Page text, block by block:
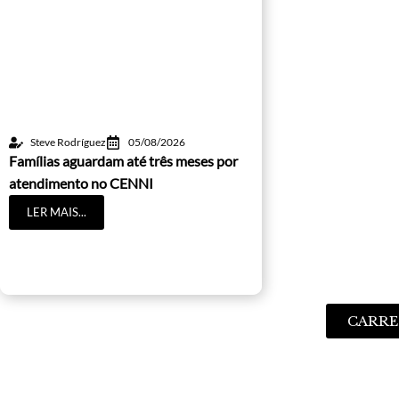
Steve Rodríguez 05/08/2026
Famílias aguardam até três meses por
atendimento no CENNI
LER MAIS...